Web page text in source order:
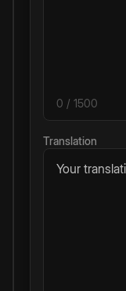
0 / 1500
Translation
Your